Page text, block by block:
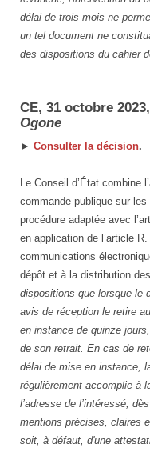
délai de trois mois ne
un tel document ne
des dispositions du cahier
CE, 31 octobre
Ogone
► Consulter la décision.
Le Conseil d’État combine
commande publique sur
procédure adaptée avec
en application de l’article
communications
dépôt et à la distribution
dispositions que lorsque le
avis de réception le retire
en instance de quinze
de son retrait. En cas de
délai de mise en instance,
régulièrement accomplie à
l’adresse de l’intéressé,
mentions précises, claires
soit, à défaut, d'une